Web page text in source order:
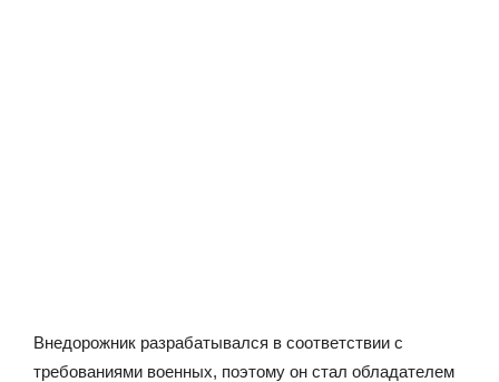
Внедорожник разрабатывался в соответствии с
требованиями военных, поэтому он стал обладателем